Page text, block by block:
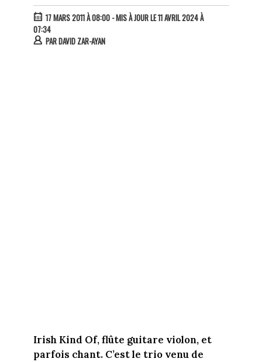
17 MARS 2011 À 08:00- MIS À JOUR LE 11 AVRIL 2024 À
07:34
PARDAVID ZAR-AYAN
Irish Kind Of, flûte guitare violon, et
parfois chant. C’est le trio venu de